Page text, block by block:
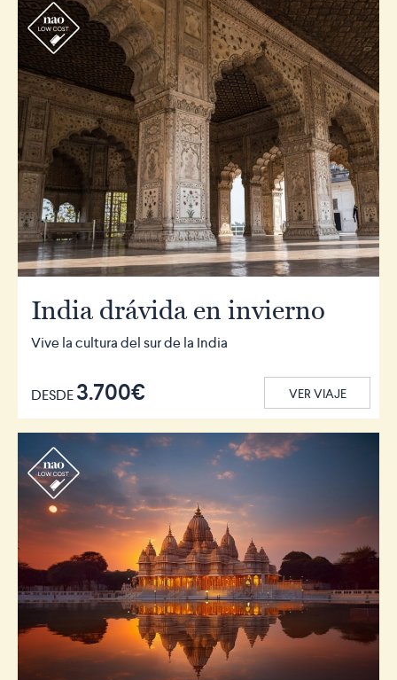
r
India drávida en invierno
Vive la cultura del sur de la India
DESDE3.700€ VER VIAJE
r